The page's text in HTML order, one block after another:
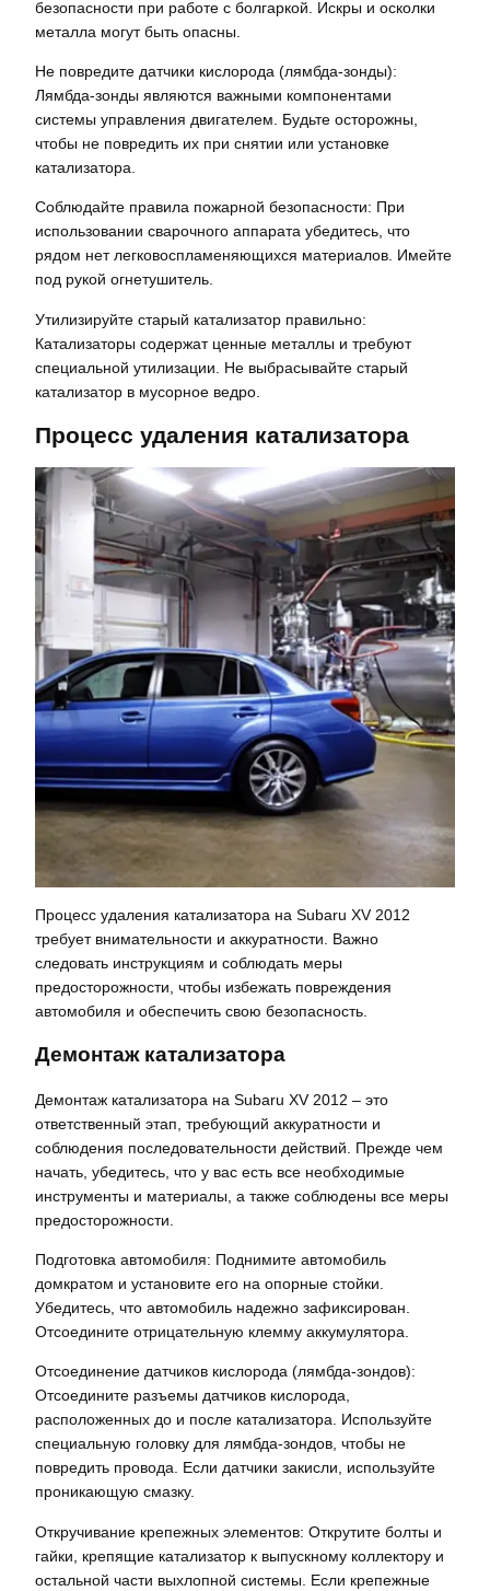
безопасности при работе с болгаркой. Искры и осколки
металла могут быть опасны.
Не повредите датчики кислорода (лямбда-зонды):
Лямбда-зонды являются важными компонентами
системы управления двигателем. Будьте осторожны,
чтобы не повредить их при снятии или установке
катализатора.
Соблюдайте правила пожарной безопасности: При
использовании сварочного аппарата убедитесь, что
рядом нет легковоспламеняющихся материалов. Имейте
под рукой огнетушитель.
Утилизируйте старый катализатор правильно:
Катализаторы содержат ценные металлы и требуют
специальной утилизации. Не выбрасывайте старый
катализатор в мусорное ведро.
Процесс удаления катализатора
Процесс удаления катализатора на Subaru XV 2012
требует внимательности и аккуратности. Важно
следовать инструкциям и соблюдать меры
предосторожности, чтобы избежать повреждения
автомобиля и обеспечить свою безопасность.
Демонтаж катализатора
Демонтаж катализатора на Subaru XV 2012 – это
ответственный этап, требующий аккуратности и
соблюдения последовательности действий. Прежде чем
начать, убедитесь, что у вас есть все необходимые
инструменты и материалы, а также соблюдены все меры
предосторожности.
Подготовка автомобиля: Поднимите автомобиль
домкратом и установите его на опорные стойки.
Убедитесь, что автомобиль надежно зафиксирован.
Отсоедините отрицательную клемму аккумулятора.
Отсоединение датчиков кислорода (лямбда-зондов):
Отсоедините разъемы датчиков кислорода,
расположенных до и после катализатора. Используйте
специальную головку для лямбда-зондов, чтобы не
повредить провода. Если датчики закисли, используйте
проникающую смазку.
Откручивание крепежных элементов: Открутите болты и
гайки, крепящие катализатор к выпускному коллектору и
остальной части выхлопной системы. Если крепежные